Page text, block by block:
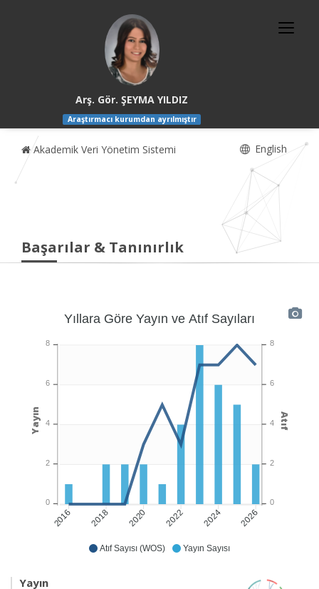
Arş. Gör. ŞEYMA YILDIZ
Araştırmacı kurumdan ayrılmıştır
Akademik Veri Yönetim Sistemi English
Başarılar & Tanınırlık
Atıf Sayısı (WOS) Yayın Sayısı
2016 2018 2020 2022 2024 2026
Yıllara Göre Yayın ve Atıf Sayıları
8
6
4
2
0
Atıf
8
6
4
2
0
Yayın
Yayın